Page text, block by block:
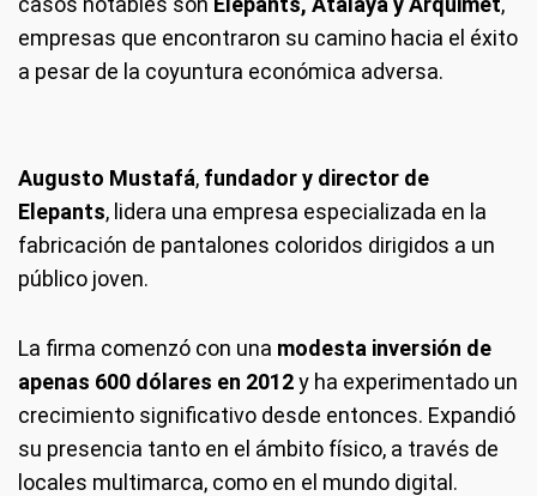
empresas que encontraron su camino hacia el éxito
a pesar de la coyuntura económica adversa.
Augusto Mustafá, fundador y director de
Elepants, lidera una empresa especializada en la
fabricación de pantalones coloridos dirigidos a un
público joven.
La firma comenzó con una modesta inversión de
apenas 600 dólares en 2012y ha experimentado un
crecimiento significativo desde entonces. Expandió
su presencia tanto en el ámbito físico, a través de
locales multimarca, como en el mundo digital.